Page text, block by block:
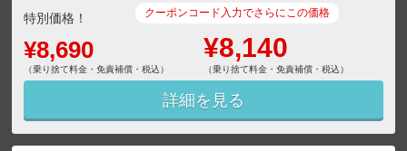
特別価格！
¥8,690
（乗り捨て料金・免責補償・税込）
クーポンコード入力でさらにこの価格
¥8,140
（乗り捨て料金・免責補償・税込）
詳細を見る